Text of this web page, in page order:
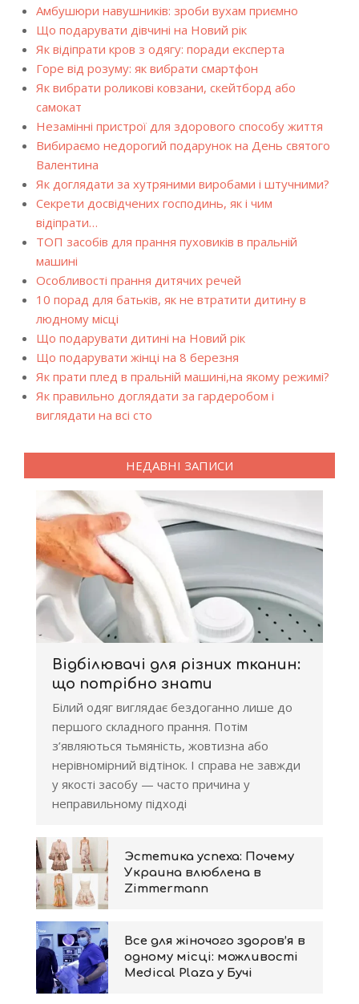
Амбушюри навушників: зроби вухам приємно
Що подарувати дівчині на Новий рік
Як відіпрати кров з одягу: поради експерта
Горе від розуму: як вибрати смартфон
Як вибрати роликові ковзани, скейтборд або
самокат
Незамінні пристрої для здорового способу життя
Вибираємо недорогий подарунок на День святого
Валентина
Як доглядати за хутряними виробами і штучними?
Секрети досвідчених господинь, як і чим
відіпрати…
ТОП засобів для прання пуховиків в пральній
машині
Особливості прання дитячих речей
10 порад для батьків, як не втратити дитину в
людному місці
Що подарувати дитині на Новий рік
Що подарувати жінці на 8 березня
Як прати плед в пральній машині,на якому режимі?
Як правильно доглядати за гардеробом і
виглядати на всі сто
НЕДАВНІ ЗАПИСИ
Відбілювачі для різних тканин:
що потрібно знати
Білий одяг виглядає бездоганно лише до
першого складного прання. Потім
з’являються тьмяність, жовтизна або
нерівномірний відтінок. І справа не завжди
у якості засобу — часто причина у
неправильному підході
Эстетика успеха: Почему
Украина влюблена в
Zimmermann
Все для жіночого здоров’я в
одному місці: можливості
Medical Plaza у Бучі